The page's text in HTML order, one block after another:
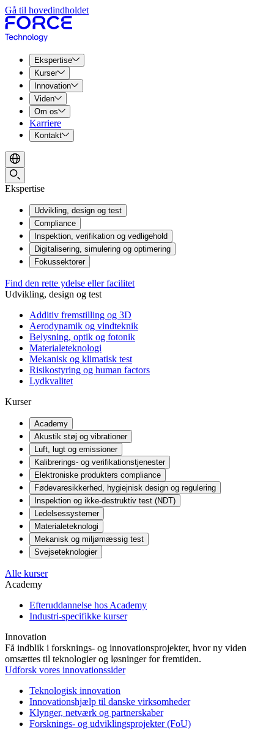
Gå til hovedindholdet
Ekspertise
Kurser
Innovation
Viden
Om os
Karriere
Kontakt
Ekspertise
Udvikling, design og test
Compliance
Inspektion, verifikation og vedligehold
Digitalisering, simulering og optimering
Fokussektorer
Find den rette ydelse eller facilitet
Udvikling, design og test
Additiv fremstilling og 3D
Aerodynamik og vindteknik
Belysning, optik og fotonik
Materialeteknologi
Mekanisk og klimatisk test
Risikostyring og human factors
Lydkvalitet
Kurser
Academy
Akustik støj og vibrationer
Luft, lugt og emissioner
Kalibrerings- og verifikationstjenester
Elektroniske produkters compliance
Fødevaresikkerhed, hygiejnisk design og regulering
Inspektion og ikke-destruktiv test (NDT)
Ledelsessystemer
Materialeteknologi
Mekanisk og miljømæssig test
Svejseteknologier
Alle kurser
Academy
Efteruddannelse hos Academy
Industri-specifikke kurser
Innovation
Få indblik i forsknings- og innovationsprojekter, hvor ny viden
omsættes til teknologier og løsninger for fremtiden.
Udforsk vores innovationssider
Teknologisk innovation
Innovationshjælp til danske virksomheder
Klynger, netværk og partnerskaber
Forsknings- og udviklingsprojekter (FoU)